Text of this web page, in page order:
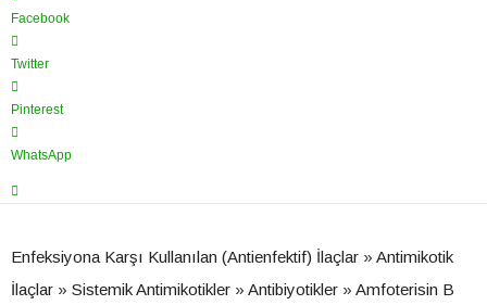
Facebook
Twitter
Pinterest
WhatsApp
Enfeksiyona Karşı Kullanılan (Antienfektif) İlaçlar » Antimikotik
İlaçlar » Sistemik Antimikotikler » Antibiyotikler » Amfoterisin B